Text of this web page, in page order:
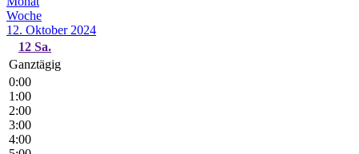
Woche
12. Oktober 2024
12 Sa.
Ganztägig
0:00
1:00
2:00
3:00
4:00